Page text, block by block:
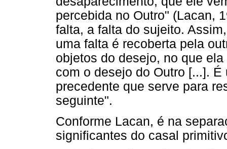
percebida no Outro" (Lacan,
falta, a falta do sujeito.
uma falta é recoberta pela
objetos do desejo, no que
com o desejo do Outro [...].
precedente que serve para
seguinte".
Conforme Lacan, é na
significantes do casal